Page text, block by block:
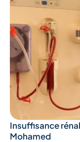
Insuffisance
Mohamed